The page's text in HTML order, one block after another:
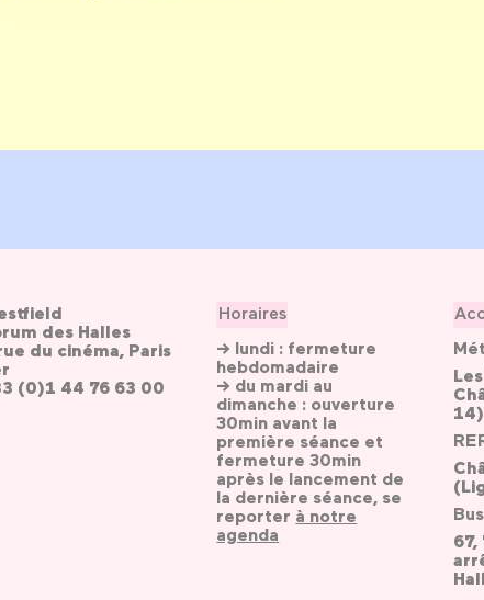
des Halles
du cinéma, Paris
(0)1 44 76 63 00
Horaires
→ lundi : fermeture
hebdomadaire
→ du mardi au
dimanche : ouverture
30min avant la
première séance et
fermeture 30min
après le lancement de
la dernière séance, se
reporter à notre
agenda
14)
Bus
67,